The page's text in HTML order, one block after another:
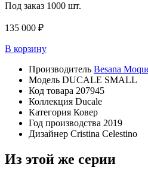
Под заказ 1000 шт.
135 000 ₽
В корзину
Производитель Besana
Модель DUCALE SMALL
Код товара 207945
Коллекция Ducale
Категория Ковер
Год производства 2019
Дизайнер Cristina Celestino
Из этой же серии